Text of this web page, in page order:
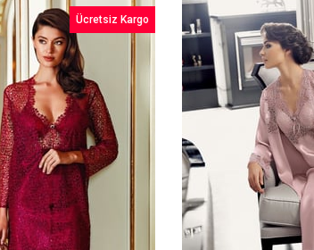
İndirim
%9İndirim
Ücretsiz Kargo
Ürün